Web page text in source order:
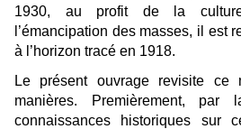
1930, au profit de la
l’émancipation des masses, il est
à l’horizon tracé en 1918.
Le présent ouvrage revisite ce
manières. Premièrement,
connaissances historiques sur